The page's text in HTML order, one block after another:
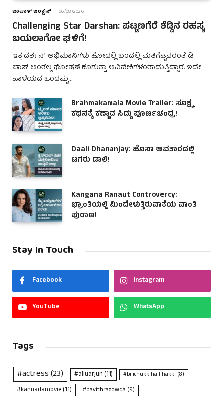
ಜಾಪಾಳ್ ಜಂಕ್ಷನ್ 06/08/2026
Challenging Star Darshan: ಪಟ್ಟಣಗೆರೆ ಶೆಡ್ಡಿನ ರಹಸ್ಯ
ಬಯಲಾಗೋ ಘಳಿಗೆ!
ಇತ್ತ ದರ್ಶನ್ ಅಭಿಮಾನಿಗಳು ಹೋದಲ್ಲಿ ಬಂದಲ್ಲಿ ಮತಿಗೆಟ್ಟವರಂತೆ ಡಿ
ಬಾಸ್ ಅಂತೆಲ್ಲ ಘೋಷಣೆ ಕೂಗುತ್ತಾ ಅವಿವೇಕಿಗಳಂತಾಡುತ್ತಿದ್ದಾರೆ. ಇದೇ
ಪಾಳೆಯದ ಒಂದಷ್ಟು…
Brahmakamala Movie Trailer: ಸೂಕ್ಷ್ಮ
ಕಥನಕ್ಕೆ ಕಣ್ಣಾದ ಸಿದ್ದು ಪೂರ್ಣಚಂದ್ರ!
Daali Dhananjay: ಹೊಸಾ ಅವತಾರದಲ್ಲಿ
ಟಗರು ಡಾಲಿ!
Kangana Ranaut Controvercy:
ಭ್ರಾಂತಿಯಲ್ಲಿ ಮಿಂದೇಳುತ್ತಿರುವಾಕೆಯ ವಾಂತಿ
ಪುರಾಣ!
Stay In Touch
Facebook Instagram
YouTube WhatsApp
Tags
#actress(23) #alluarjun(11) #bilichukkihallihakki (8)
#kannadamovie(11) #pavithragowda (9)